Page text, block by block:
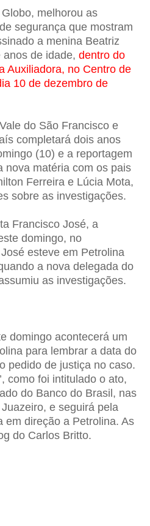
melhorou as
segurança que mostram
a menina Beatriz
de idade, dentro do
Auxiliadora, no Centro de
10 de dezembro de
do São Francisco e
completará dois anos
(10) e a reportagem
nova matéria com os pais
Ferreira e Lúcia Mota,
sobre as investigações.
Francisco José, a
domingo, no
José esteve em Petrolina
a nova delegada do
as investigações.
domingo acontecerá um
para lembrar a data do
pedido de justiça no caso.
como foi intitulado o ato,
do Banco do Brasil, nas
e seguirá pela
em direção a Petrolina. As
do Carlos Britto.